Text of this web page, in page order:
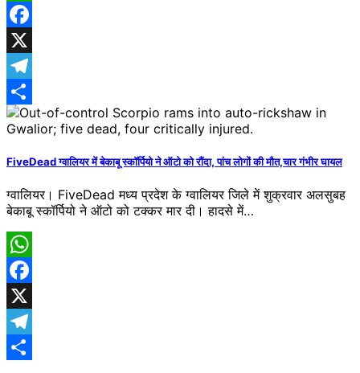
WhatsApp
Facebook
X
Telegram
Share
FiveDead ग्वालियर में बेकाबू स्कॉर्पियो ने ऑटो को रौंदा, पांच लोगों की मौत,चार गंभीर घायल
ग्वालियर। FiveDead मध्य प्रदेश के ग्वालियर जिले में शुक्रवार अलसुबह
बेकाबू स्कॉर्पियो ने ऑटो को टक्कर मार दी। हादसे में…
WhatsApp
Facebook
X
Telegram